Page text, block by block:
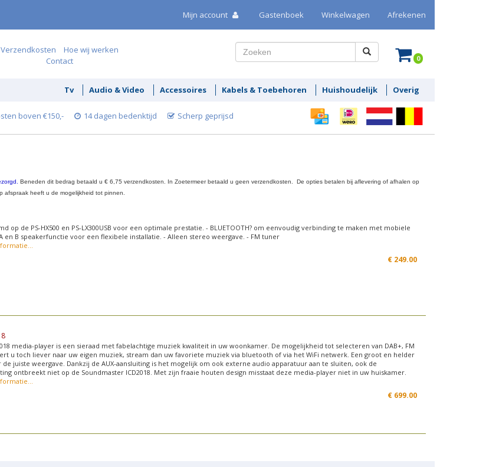
Mijn account Gastenboek Winkelwagen Afrekenen
Verzendkosten
Hoe wij werken
Contact
0
Tv Audio & Video Accessoires Kabels & Toebehoren Huishoudelijk Overig
boven €150,- 14 dagen bedenktijd Scherp geprijsd
Beneden dit bedrag betaald u € 6,75 verzendkosten. In Zoetermeer betaald u geen verzendkosten. De opties betalen bij aflevering of afhalen op
afspraak heeft u de mogelijkheid tot pinnen.
op de PS-HX500 en PS-LX300USB voor een optimale prestatie. - BLUETOOTH? om eenvoudig verbinding te maken met mobiele
en B speakerfunctie voor een flexibele installatie. - Alleen stereo weergave. - FM tuner
249.00
€
media-player is een sieraad met fabelachtige muziek kwaliteit in uw woonkamer. De mogelijkheid tot selecteren van DAB+, FM
u toch liever naar uw eigen muziek, stream dan uw favoriete muziek via bluetooth of via het WiFi netwerk. Een groot en helder
de juiste weergave. Dankzij de AUX-aansluiting is het mogelijk om ook externe audio apparatuur aan te sluiten, ook de
ontbreekt niet op de Soundmaster ICD2018. Met zijn fraaie houten design misstaat deze media-player niet in uw huiskamer.
699.00
€